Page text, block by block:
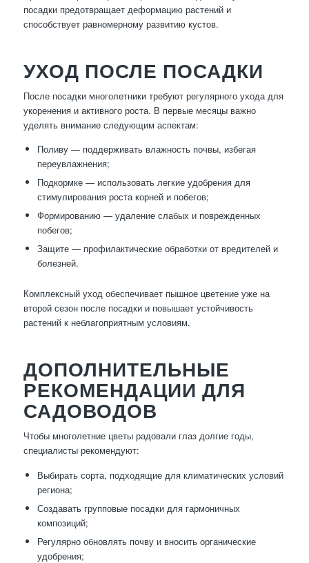
посадки предотвращает деформацию растений и
способствует равномерному развитию кустов.
УХОД ПОСЛЕ ПОСАДКИ
После посадки многолетники требуют регулярного ухода для
укоренения и активного роста. В первые месяцы важно
уделять внимание следующим аспектам:
Поливу — поддерживать влажность почвы, избегая
переувлажнения;
Подкормке — использовать легкие удобрения для
стимулирования роста корней и побегов;
Формированию — удаление слабых и поврежденных
побегов;
Защите — профилактические обработки от вредителей и
болезней.
Комплексный уход обеспечивает пышное цветение уже на
второй сезон после посадки и повышает устойчивость
растений к неблагоприятным условиям.
ДОПОЛНИТЕЛЬНЫЕ
РЕКОМЕНДАЦИИ ДЛЯ
САДОВОДОВ
Чтобы многолетние цветы радовали глаз долгие годы,
специалисты рекомендуют:
Выбирать сорта, подходящие для климатических условий
региона;
Создавать групповые посадки для гармоничных
композиций;
Регулярно обновлять почву и вносить органические
удобрения;